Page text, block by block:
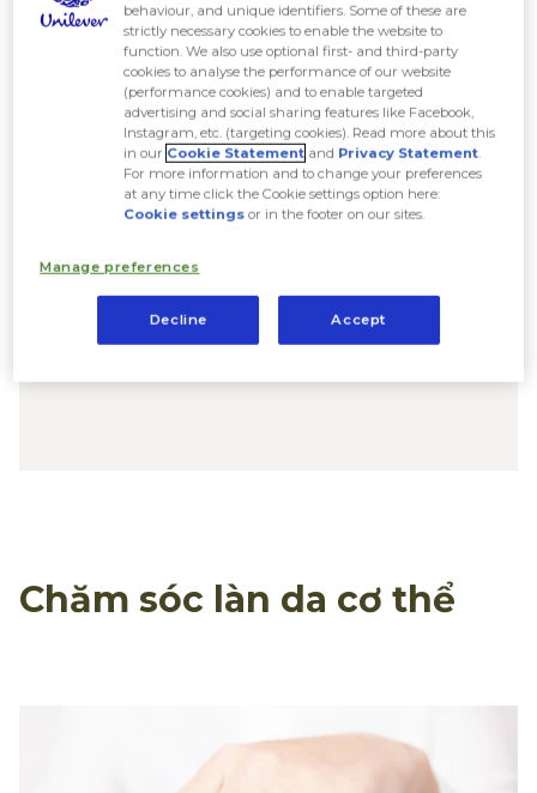
Chăm sóc làn da cơ thể
behaviour, and unique identifiers. Some of these are
strictly necessary cookies to enable the website to
function. We also use optional first- and third-party
cookies to analyse the performance of our website
(performance cookies) and to enable targeted
advertising and social sharing features like Facebook,
Instagram, etc. (targeting cookies). Read more about this
in our Cookie Statement and Privacy Statement
For more information and to change your preferences
at any time click the Cookie settings option here:
Cookie settings or in the footer on our sites.
Manage preferences
Decline Accept